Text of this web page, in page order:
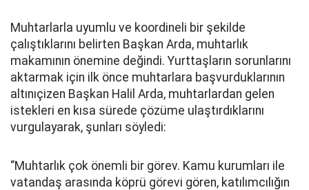
Muhtarlarla uyumlu ve koordineli bir şekilde
çalıştıklarını belirten Başkan Arda, muhtarlık
makamının önemine değindi. Yurttaşların sorunlarını
aktarmak için ilk önce muhtarlara başvurduklarının
altınıçizen Başkan Halil Arda, muhtarlardan gelen
istekleri en kısa sürede çözüme ulaştırdıklarını
vurgulayarak, şunları söyledi:
“Muhtarlık çok önemli bir görev. Kamu kurumları ile
vatandaş arasında köprü görevi gören, katılımcılığın